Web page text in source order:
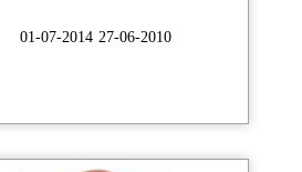
27-06-2010 01-07-2014